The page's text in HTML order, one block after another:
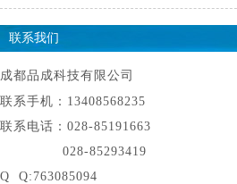
联系我们
成都品成科技有限公司
联系手机：13408568235
联系电话：028-85191663
028-85293419
Q Q:763085094